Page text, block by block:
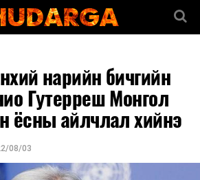
нарийн бичгийн
Гутерреш Монгол
ёсны айлчлал хийнэ
08/03